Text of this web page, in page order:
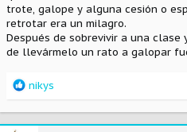
trote, galope y alguna cesión o
retrotar era un milagro.
Después de sobrevivir a una
de llevármelo un rato a galopar
R
a
c
nikys